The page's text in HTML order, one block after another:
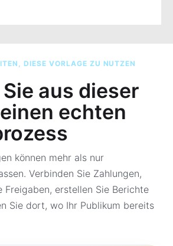
DIESE VORLAGE ZU NUTZEN
aus dieser
echten
können mehr als nur
Verbinden Sie Zahlungen,
Freigaben, erstellen Sie Berichte
Sie dort, wo Ihr Publikum bereits